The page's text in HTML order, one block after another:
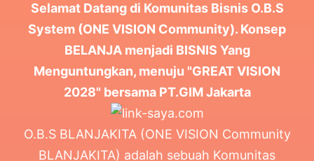
Selamat Datang di Komunitas Bisnis O.B.S
System (ONE VISION Community). Konsep
BELANJA menjadi BISNIS Yang
Menguntungkan, menuju "GREAT VISION
2028" bersama PT.GIM Jakarta
O.B.S BLANJAKITA (ONE VISION Community
BLANJAKITA) adalah sebuah Komunitas